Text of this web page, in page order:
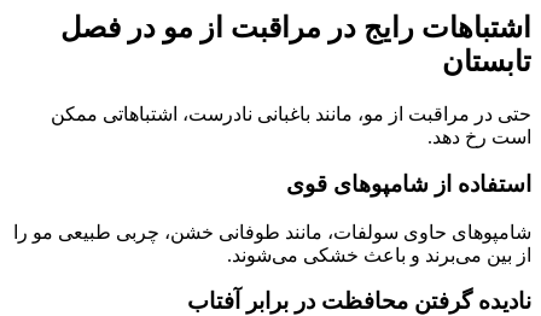
اشتباهات رایج در مراقبت از مو در فصل
تابستان
حتی در مراقبت از مو، مانند باغبانی نادرست، اشتباهاتی ممکن
است رخ دهد.
استفاده از شامپوهای قوی
شامپوهای حاوی سولفات، مانند طوفانی خشن، چربی طبیعی مو را
از بین می‌برند و باعث خشکی می‌شوند.
نادیده گرفتن محافظت در برابر آفتاب